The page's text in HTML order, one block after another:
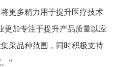
更多精力用于提升医疗技术
更加专注于提升产品质量以应
采品种范围，同时积极支持
”